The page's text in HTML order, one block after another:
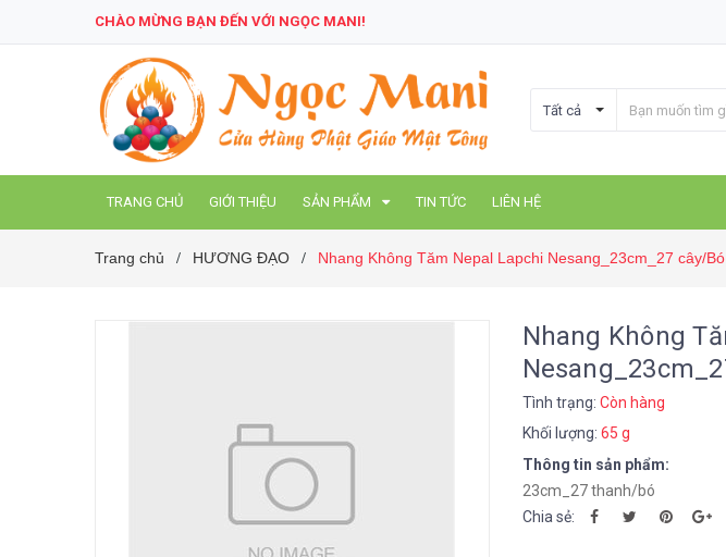
CHÀO MỪNG BẠN ĐẾN VỚI NGỌC MANI!
Tất cả
TRANG CHỦ GIỚI THIỆU SẢN PHẨM TIN TỨC LIÊN HỆ
Trang chủ / HƯƠNG ĐẠO / Nhang Không Tăm Nepal Lapchi Nesang_23cm_27 cây/Bó
Nhang Không
Tình trạng: Còn hàng
Khối lượng: 65 g
Thông tin sản phẩm:
23cm_27 thanh/bó
Chia sẻ: